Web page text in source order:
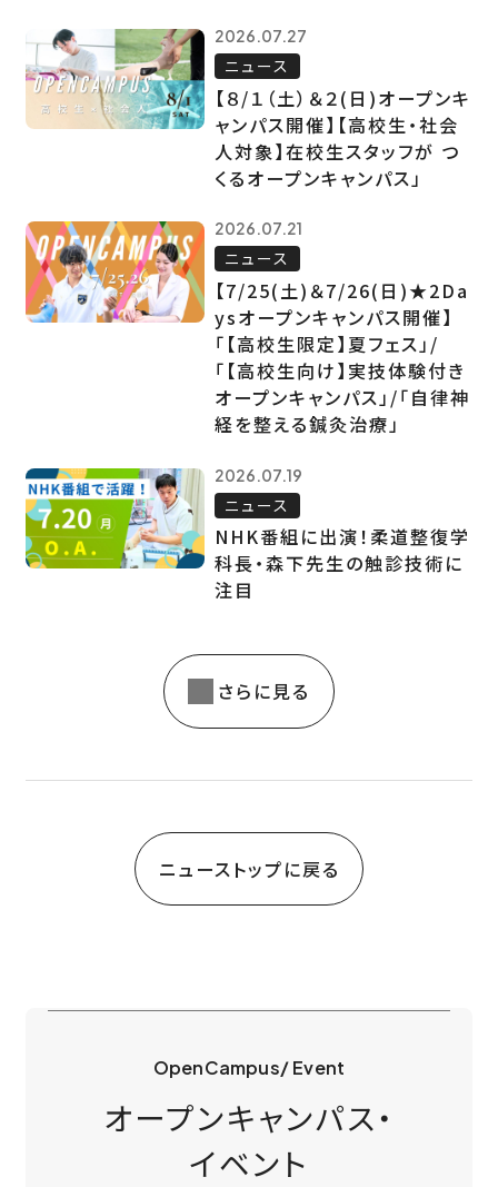
2026.07.27
ニュース
【８/１（土）＆２(日)オープンキ
ャンパス開催】【高校生・社会
人対象】在校生スタッフが つ
くるオープンキャンパス」
2026.07.21
ニュース
【7/25(土)＆7/26(日)★2Da
ysオープンキャンパス開催】
「【高校生限定】夏フェス」/
「【高校生向け】実技体験付き
オープンキャンパス」/「自律神
経を整える鍼灸治療」
2026.07.19
ニュース
NHK番組に出演！柔道整復学
科長・森下先生の触診技術に
注目
さらに見る
ニューストップに戻る
OpenCampus/ Event
オープンキャンパス・
イベント